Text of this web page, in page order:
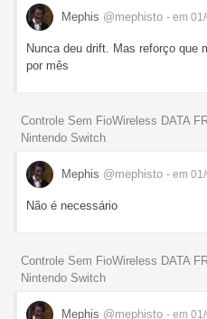
Mephis @mephisto - em
Nunca deu drift. Mas reforço que
por mês
Controle Sem FioWireless DATA
Nintendo Switch
Mephis @mephisto - em
Não é necessário
Controle Sem FioWireless DATA
Nintendo Switch
Mephis @mephisto - em